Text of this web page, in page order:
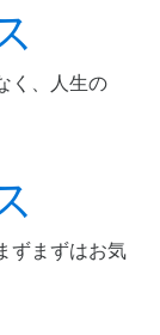
く、人生の
ずまずはお気